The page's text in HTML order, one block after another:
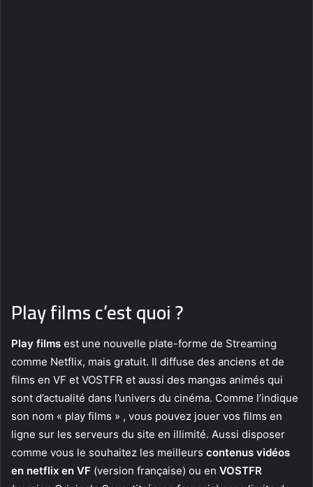
Play films c’est quoi ?
Play films est une nouvelle plate-forme de Streaming
comme Netflix, mais gratuit. Il diffuse des anciens et de
films en VF et VOSTFR et aussi des mangas animés qui
sont d’actualité dans l’univers du cinéma. Comme l’indique
son nom « play films » , vous pouvez jouer vos films en
ligne sur les serveurs du site en illimité. Aussi disposer
comme vous le souhaitez les meilleurs contenus vidéos
en netflix en VF (version française) ou en VOSTFR